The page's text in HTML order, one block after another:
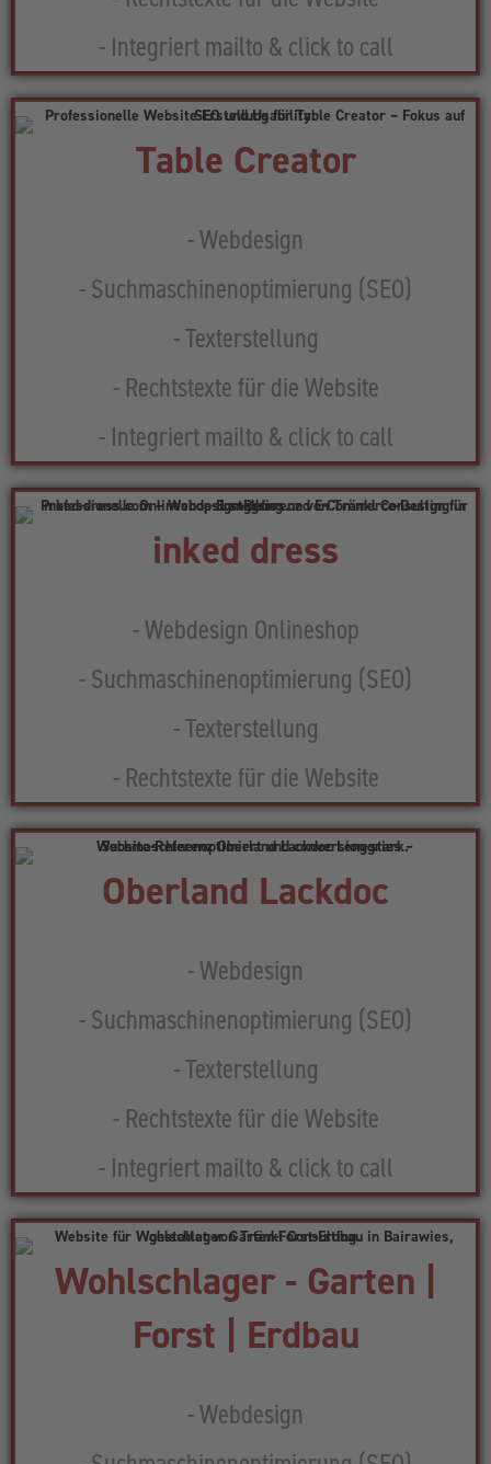
- Integriert mailto & click to call
Table Creator
- Webdesign
- Suchmaschinenoptimierung (SEO)
- Texterstellung
- Rechtstexte für die Website
- Integriert mailto & click to call
inked dress
- Webdesign Onlineshop
- Suchmaschinenoptimierung (SEO)
- Texterstellung
- Rechtstexte für die Website
Oberland Lackdoc​
- Webdesign
- Suchmaschinenoptimierung (SEO)
- Texterstellung
- Rechtstexte für die Website
- Integriert mailto & click to call
Wohlschlager - Garten |
Forst | Erdbau
- Webdesign